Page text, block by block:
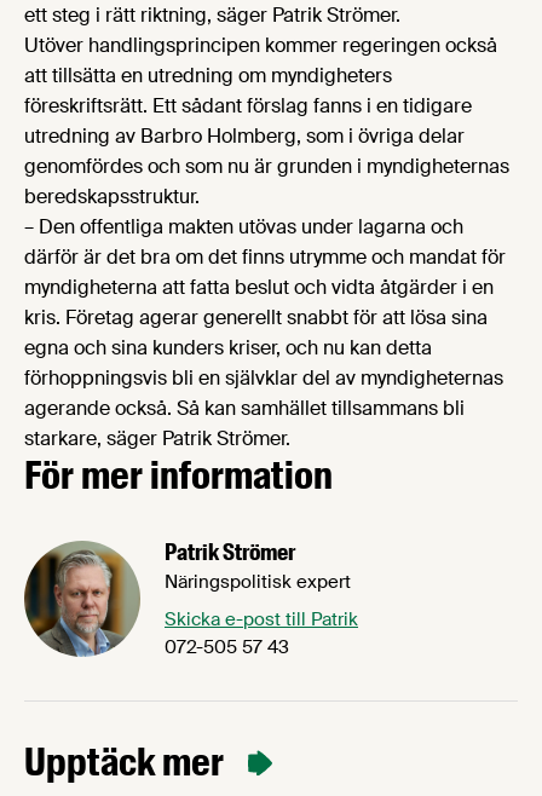
ett steg i rätt riktning, säger Patrik Strömer.
Utöver handlingsprincipen kommer regeringen också
att tillsätta en utredning om myndigheters
föreskriftsrätt. Ett sådant förslag fanns i en tidigare
utredning av Barbro Holmberg, som i övriga delar
genomfördes och som nu är grunden i myndigheternas
beredskapsstruktur.
– Den offentliga makten utövas under lagarna och
därför är det bra om det finns utrymme och mandat för
myndigheterna att fatta beslut och vidta åtgärder i en
kris. Företag agerar generellt snabbt för att lösa sina
egna och sina kunders kriser, och nu kan detta
förhoppningsvis bli en självklar del av myndigheternas
agerande också. Så kan samhället tillsammans bli
starkare, säger Patrik Strömer.
För mer information
Patrik Strömer
Näringspolitisk expert
Skicka e-post till Patrik
072-505 57 43
Upptäck mer